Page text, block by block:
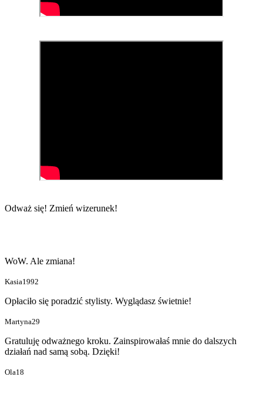
Odważ się! Zmień wizerunek!
WoW. Ale zmiana!
Kasia1992
Opłaciło się poradzić stylisty. Wyglądasz świetnie!
Martyna29
Gratuluję odważnego kroku. Zainspirowałaś mnie do dalszych
działań nad samą sobą. Dzięki!
Ola18